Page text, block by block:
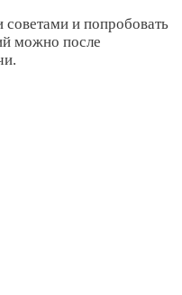
советами и попробовать
можно после